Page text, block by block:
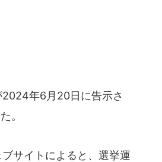
年6月20日に告示さ
。
サイトによると、選挙運